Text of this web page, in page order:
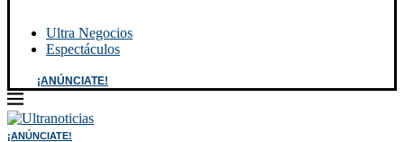
Ultra Negocios
Espectáculos
¡ANÚNCIATE!
¡ANÚNCIATE!